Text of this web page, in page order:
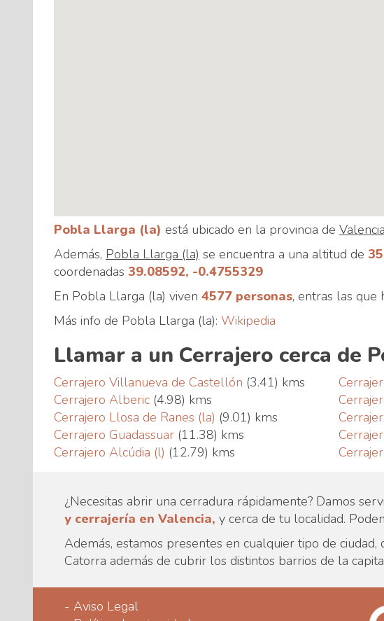
Pobla Llarga (la) está ubicado en la provincia de Valencia
Además, Pobla Llarga (la) se encuentra a una altitud de
coordenadas 39.08592, -0.4755329
En Pobla Llarga (la) viven 4577 personas, entras las que
Más info de Pobla Llarga (la): Wikipedia
Llamar a un Cerrajero cerca de
Cerrajero Villanueva de Castellón (3.41) kms
Cerrajero Alberic (4.98) kms
Cerrajero Llosa de Ranes (la) (9.01) kms
Cerrajero Guadassuar (11.38) kms
Cerrajero Alcúdia (l) (12.79) kms
¿Necesitas abrir una cerradura rápidamente? Damos
y cerrajería en Valencia, y cerca de tu localidad.
Además, estamos presentes en cualquier tipo de
Catorra además de cubrir los distintos barrios de la
- Aviso Legal